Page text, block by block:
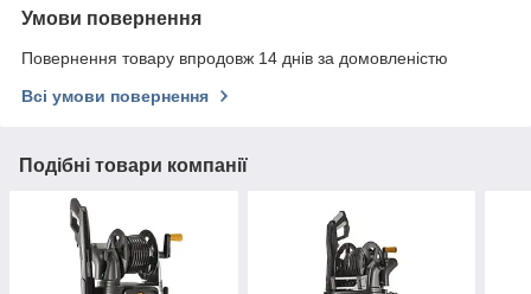
Умови повернення
Повернення товару впродовж 14 днів за домовленістю
Всі умови повернення
Подібні товари компанії